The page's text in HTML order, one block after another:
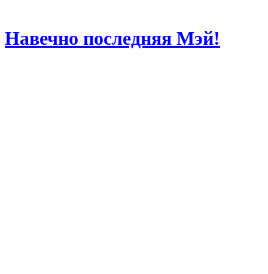
Навечно последняя Мэй!